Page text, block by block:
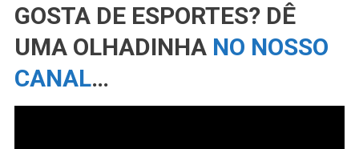
GOSTA DE ESPORTES? DÊ
UMA OLHADINHA NO NOSSO
CANAL…